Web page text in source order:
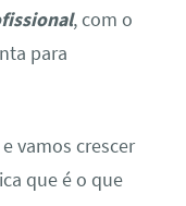
, com o
para
vamos crescer
que é o que